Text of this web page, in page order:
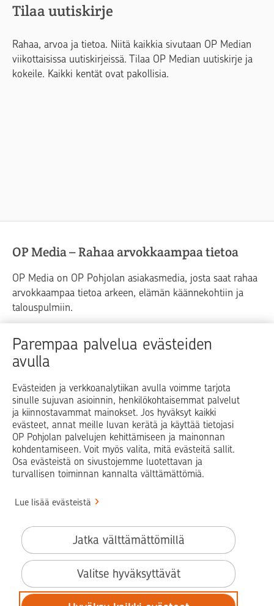
Parempaa palvelua evästeiden
avulla
Evästeiden ja verkkoanalytiikan avulla voimme tarjota
sinulle sujuvan asioinnin, henkilökohtaisemmat palvelut
ja kiinnostavammat mainokset. Jos hyväksyt kaikki
evästeet, annat meille luvan kerätä ja käyttää tietojasi
OP Pohjolan palvelujen kehittämiseen ja mainonnan
kohdentamiseen. Voit myös valita, mitä evästeitä sallit.
Osa evästeistä on sivustojemme luotettavan ja
turvallisen toiminnan kannalta välttämättömiä.
Lue lisää evästeistä
Valitse hyväksyttävät
Jatka välttämättömillä
Tilaa uutiskirje
Rahaa, arvoa ja tietoa. Niitä kaikkia sivutaan OP Median
viikottaisissa uutiskirjeissä. Tilaa OP Median uutiskirje ja
kokeile. Kaikki kentät ovat pakollisia.
OP Media – Rahaa arvokkaampaa tietoa
OP Media on OP Pohjolan asiakasmedia, josta saat rahaa
arvokkaampaa tietoa arkeen, elämän käännekohtiin ja
talouspulmiin.
Raha Elämä
Yrityselämä
Blogit ja puheenvuorot
Op.fi OP Koti Pohjola Vahinkoapu
Facebook
X LinkedInInstagram
Käyttöehdot
Saavutettavuusseloste
Evästeiden käyttö
Tilaa uutiskirje